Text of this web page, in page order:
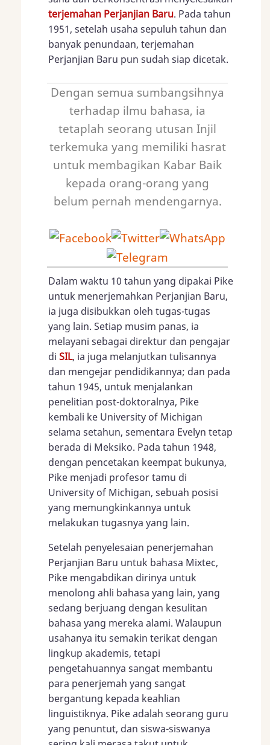
terjemahan Perjanjian Baru. Pada tahun
1951, setelah usaha sepuluh tahun dan
banyak penundaan, terjemahan
Perjanjian Baru pun sudah siap dicetak.
Dengan semua sumbangsihnya
terhadap ilmu bahasa, ia
tetaplah seorang utusan Injil
terkemuka yang memiliki hasrat
untuk membagikan Kabar Baik
kepada orang-orang yang
belum pernah mendengarnya.
Dalam waktu 10 tahun yang dipakai Pike
untuk menerjemahkan Perjanjian Baru,
ia juga disibukkan oleh tugas-tugas
yang lain. Setiap musim panas, ia
melayani sebagai direktur dan pengajar
di SIL, ia juga melanjutkan tulisannya
dan mengejar pendidikannya; dan pada
tahun 1945, untuk menjalankan
penelitian post-doktoralnya, Pike
kembali ke University of Michigan
selama setahun, sementara Evelyn tetap
berada di Meksiko. Pada tahun 1948,
dengan pencetakan keempat bukunya,
Pike menjadi profesor tamu di
University of Michigan, sebuah posisi
yang memungkinkannya untuk
melakukan tugasnya yang lain.
Setelah penyelesaian penerjemahan
Perjanjian Baru untuk bahasa Mixtec,
Pike mengabdikan dirinya untuk
menolong ahli bahasa yang lain, yang
sedang berjuang dengan kesulitan
bahasa yang mereka alami. Walaupun
usahanya itu semakin terikat dengan
lingkup akademis, tetapi
pengetahuannya sangat membantu
para penerjemah yang sangat
bergantung kepada keahlian
linguistiknya. Pike adalah seorang guru
yang penuntut, dan siswa-siswanya